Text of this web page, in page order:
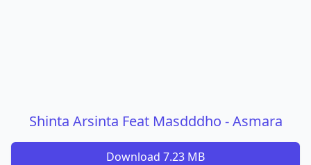
Shinta Arsinta Feat Masdddho - Asmara
Download 7.23 MB